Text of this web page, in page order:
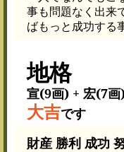
事も問題なく出来
ばもっと成功する
地格
宣(9画) + 宏(7画
大吉です
財産 勝利 成功